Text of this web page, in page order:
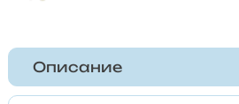
Описание